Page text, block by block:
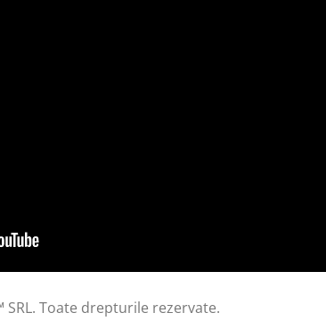
Toate drepturile rezervate.